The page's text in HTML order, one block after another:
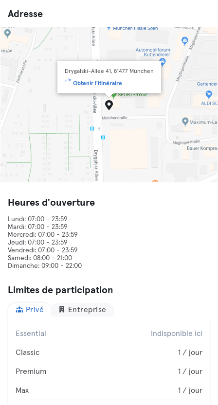
Adresse
Drygalski-Allee 41, 81477 München
Obtenir l'itinéraire
Heures d'ouverture
Lundi: 07:00 - 23:59
Mardi: 07:00 - 23:59
Mercredi: 07:00 - 23:59
Jeudi: 07:00 - 23:59
Vendredi: 07:00 - 23:59
Samedi: 08:00 - 21:00
Limites de participation
Privé Entreprise
Essential Indisponible ici
Classic 1 / jour
Premium 1 / jour
Max 1 / jour